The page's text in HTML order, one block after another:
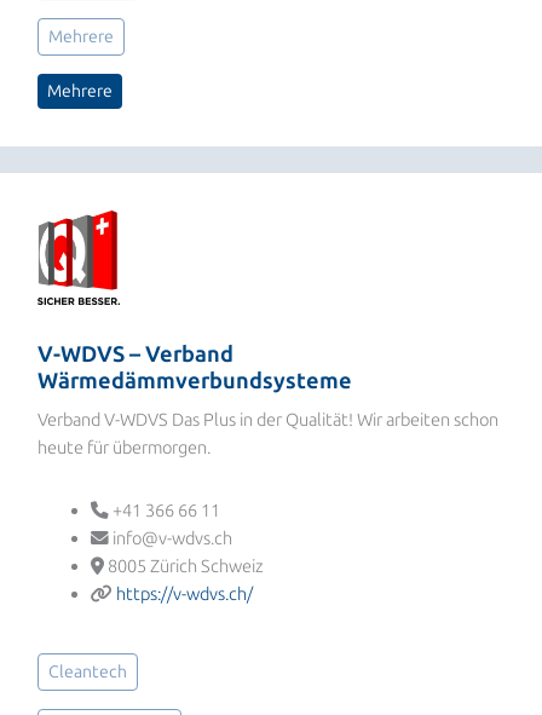
Mehrere
Mehrere
V-WDVS – Verband
Wärmedämmverbundsysteme
Verband V-WDVS Das Plus in der Qualität! Wir arbeiten schon
heute für übermorgen.
+41 366 66 11
info@v-wdvs.ch
8005 Zürich Schweiz
https://v-wdvs.ch/
Cleantech